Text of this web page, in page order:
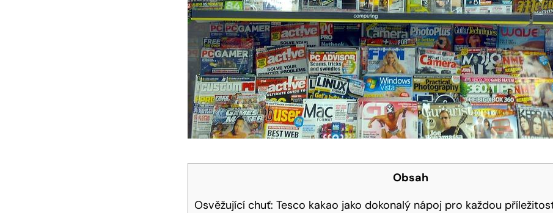
Obsah
Osvěžující chuť: Tesco⁣ kakao ‌jako dokonalý nápoj‌ pro ⁤každou